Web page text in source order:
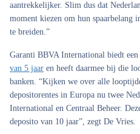
aantrekkelijker. Slim dus dat
moment kiezen om hun spaarbelang
te breiden.”
Garanti BBVA International biedt
van 5 jaar en heeft daarmee bij die
banken. “Kijken we over alle
depositorentes in Europa nu twee
International en Centraal Beheer.
deposito van 10 jaar”, zegt De Vries.